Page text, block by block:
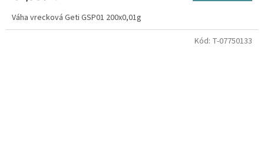
Váha vrecková Geti GSP01 200x0,01g
Kód: T-07750133